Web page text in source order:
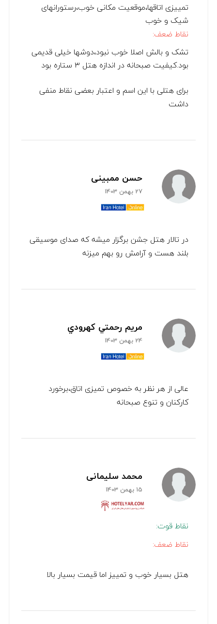
تمییزی اتاقها،موقعیت مکانی خوب،رستورانهای
شیک و خوب
نقاط ضعف:
تشک و بالش اصلا خوب نبود،دوشها خیلی قدیمی
بود.کیفیت صبحانه در اندازه هتل ۳ ستاره بود
برای هتلی با این اسم و اعتبار بعضی نقاط منفی
داشت
حسن ممبینی
27 بهمن 1403
در تالار هتل جشن برگزار میشه که صدای موسیقی
بلند هست و آرامش رو بهم میزنه
مريم رحمتي كهرودي
24 بهمن 1403
عالی از هر نظر به خصوص تميزی اتاق،برخورد
كاركنان و تنوع صبحانه
محمد سلیمانی
15 بهمن 1403
نقاط قوت:
نقاط ضعف:
هتل بسیار خوب و تمییز اما قیمت بسیار بالا